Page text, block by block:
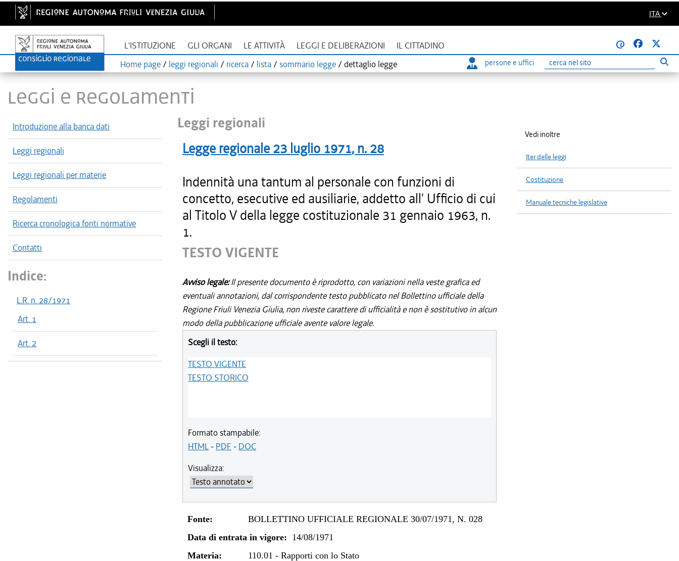
ITA
L'ISTITUZIONE GLI ORGANI LE ATTIVITÀ LEGGI E DELIBERAZIONI IL CITTADINO
@
Home page / leggi regionali / ricerca / lista / sommario legge / dettaglio legge persone e uffici
Ricerca
LEGGI E REGOLAMENTI
Introduzione alla banca dati
Leggi regionali
Leggi regionali per materie
Regolamenti
Ricerca cronologica fonti normative
Contatti
Indice:
L.R. n. 28/1971
Art. 1
Art. 2
Leggi regionali
Legge regionale 23 luglio 1971, n. 28
Indennità una tantum al personale con funzioni di
concetto, esecutive ed ausiliarie, addetto all' Ufficio di cui
al Titolo V della legge costituzionale 31 gennaio 1963, n.
1.
TESTO VIGENTE
Avviso legale:Il presente documento è riprodotto, con variazioni nella veste grafica ed
eventuali annotazioni, dal corrispondente testo pubblicato nel Bollettino ufficiale della
Regione Friuli Venezia Giulia, non riveste carattere di ufficialità e non è sostitutivo in alcun
modo della pubblicazione ufficiale avente valore legale.
Scegli il testo:
TESTO VIGENTE
TESTO STORICO
Formato stampabile:
HTML- PDF - DOC
Visualizza:
Fonte:
BOLLETTINO UFFICIALE REGIONALE 30/07/1971, N. 028
Data di entrata in vigore: 14/08/1971
Materia:
110.01 -Rapporti con lo Stato
Vedi inoltre
Iter delle leggi
Costituzione
Manuale tecniche legislative